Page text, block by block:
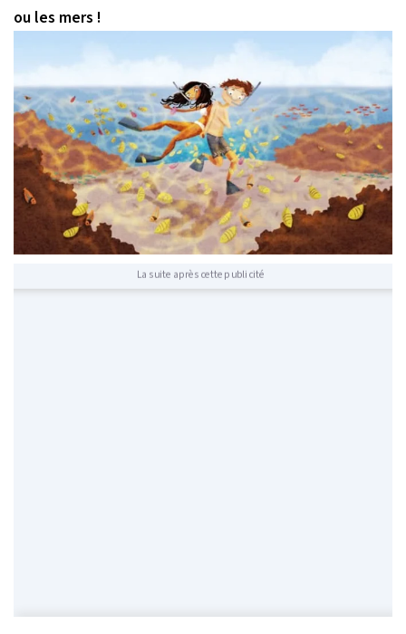
ou les mers !
La suite après cette publicité